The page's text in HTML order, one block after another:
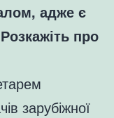
адже є
про
зарубіжної